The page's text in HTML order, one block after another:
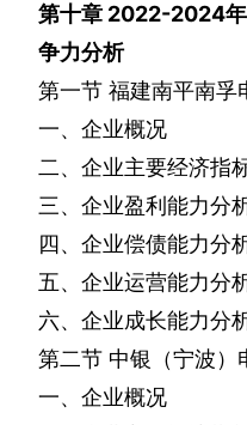
第十章 2022-2024
争力分析
第一节 福建南平南
一、企业概况
二、企业主要经济指
三、企业盈利能力分
四、企业偿债能力分
五、企业运营能力分
六、企业成长能力分
第二节 中银（宁波
一、企业概况